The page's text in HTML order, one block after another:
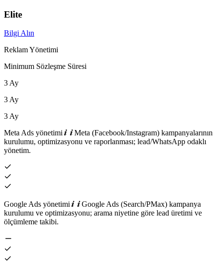
Elite
Bilgi Alın
Reklam Yönetimi
Minimum Sözleşme Süresi
3 Ay
3 Ay
3 Ay
Meta Ads yönetimi
Meta (Facebook/Instagram) kampanyalarının
kurulumu, optimizasyonu ve raporlanması; lead/WhatsApp odaklı
yönetim.
Google Ads yönetimi
Google Ads (Search/PMax) kampanya
kurulumu ve optimizasyonu; arama niyetine göre lead üretimi ve
ölçümleme takibi.